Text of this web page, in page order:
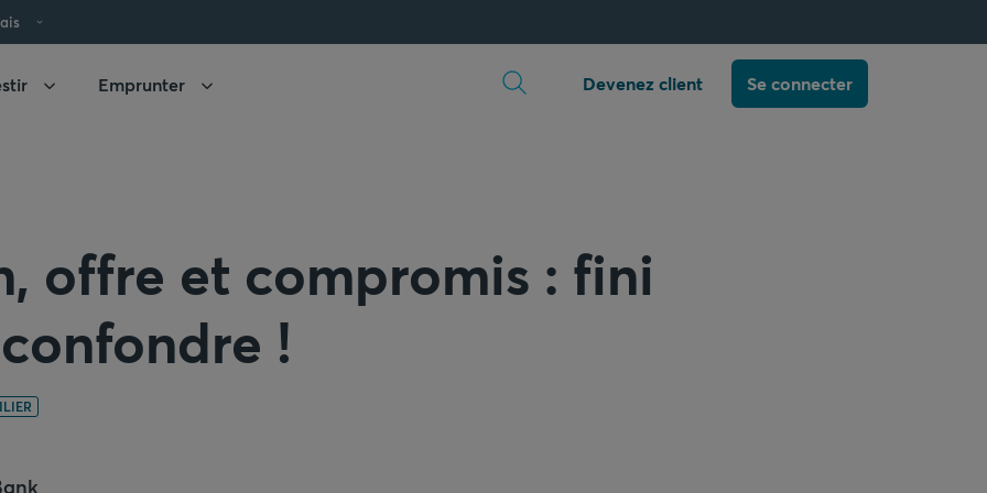
Emprunter Devenez client Se connecter
offre et compromis : fini
!